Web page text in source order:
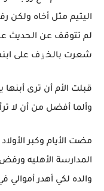
اليتيم مثل أخاه ولكن
لم تتوقف عن الحديث
شعرت بالخۏف على
قبلت الأم أن ترى
وألما أفضل من أن لا
مضت الأيام وكبر
المدارسة الأهليه
والده لكي أهدر أموالي